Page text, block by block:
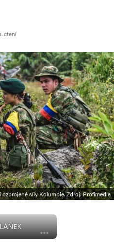
čtení
ozbrojené síly Kolumbie. Zdroj: Profimedia